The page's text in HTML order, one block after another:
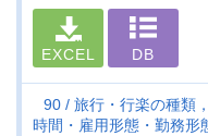
EXCEL DB
90
旅行・行楽の種類
時間・雇用形態・勤務形